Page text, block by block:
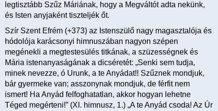
legtisztább Szűz Máriának, hogy a Megváltót adta nekünk,
és Isten anyjaként tiszteljék őt.
Szír Szent Efrém (+373) az Istenszülő nagy magasztalója és
hódolója karácsonyi himnuszában nagyon szépen
megénekli a megtestesülés titkának, a szüzességnek és
Mária istenanyaságának a dicséretét: „Senki sem tudja,
minek nevezze, ó Urunk, a te Anyádat!! Szűznek mondjuk,
bár gyermeke van; asszonynak mondjuk, de férfit nem
ismert! Ha Anyád felfoghatatlan, akkor hogyan lehetne
Téged megérteni!” (XI. himnusz, 1.) „A te Anyád csoda! Az Úr